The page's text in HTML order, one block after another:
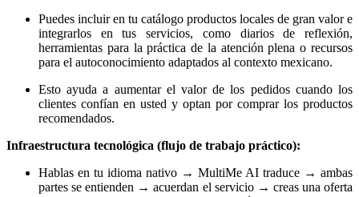
Puedes incluir en tu catálogo productos locales de gran valor e
integrarlos en tus servicios, como diarios de reflexión,
herramientas para la práctica de la atención plena o recursos
para el autoconocimiento adaptados al contexto mexicano.
Esto ayuda a aumentar el valor de los pedidos cuando los
clientes confían en usted y optan por comprar los productos
recomendados.
Infraestructura tecnológica (flujo de trabajo práctico):
Hablas en tu idioma nativo → MultiMe AI traduce → ambas
partes se entienden → acuerdan el servicio → creas una oferta